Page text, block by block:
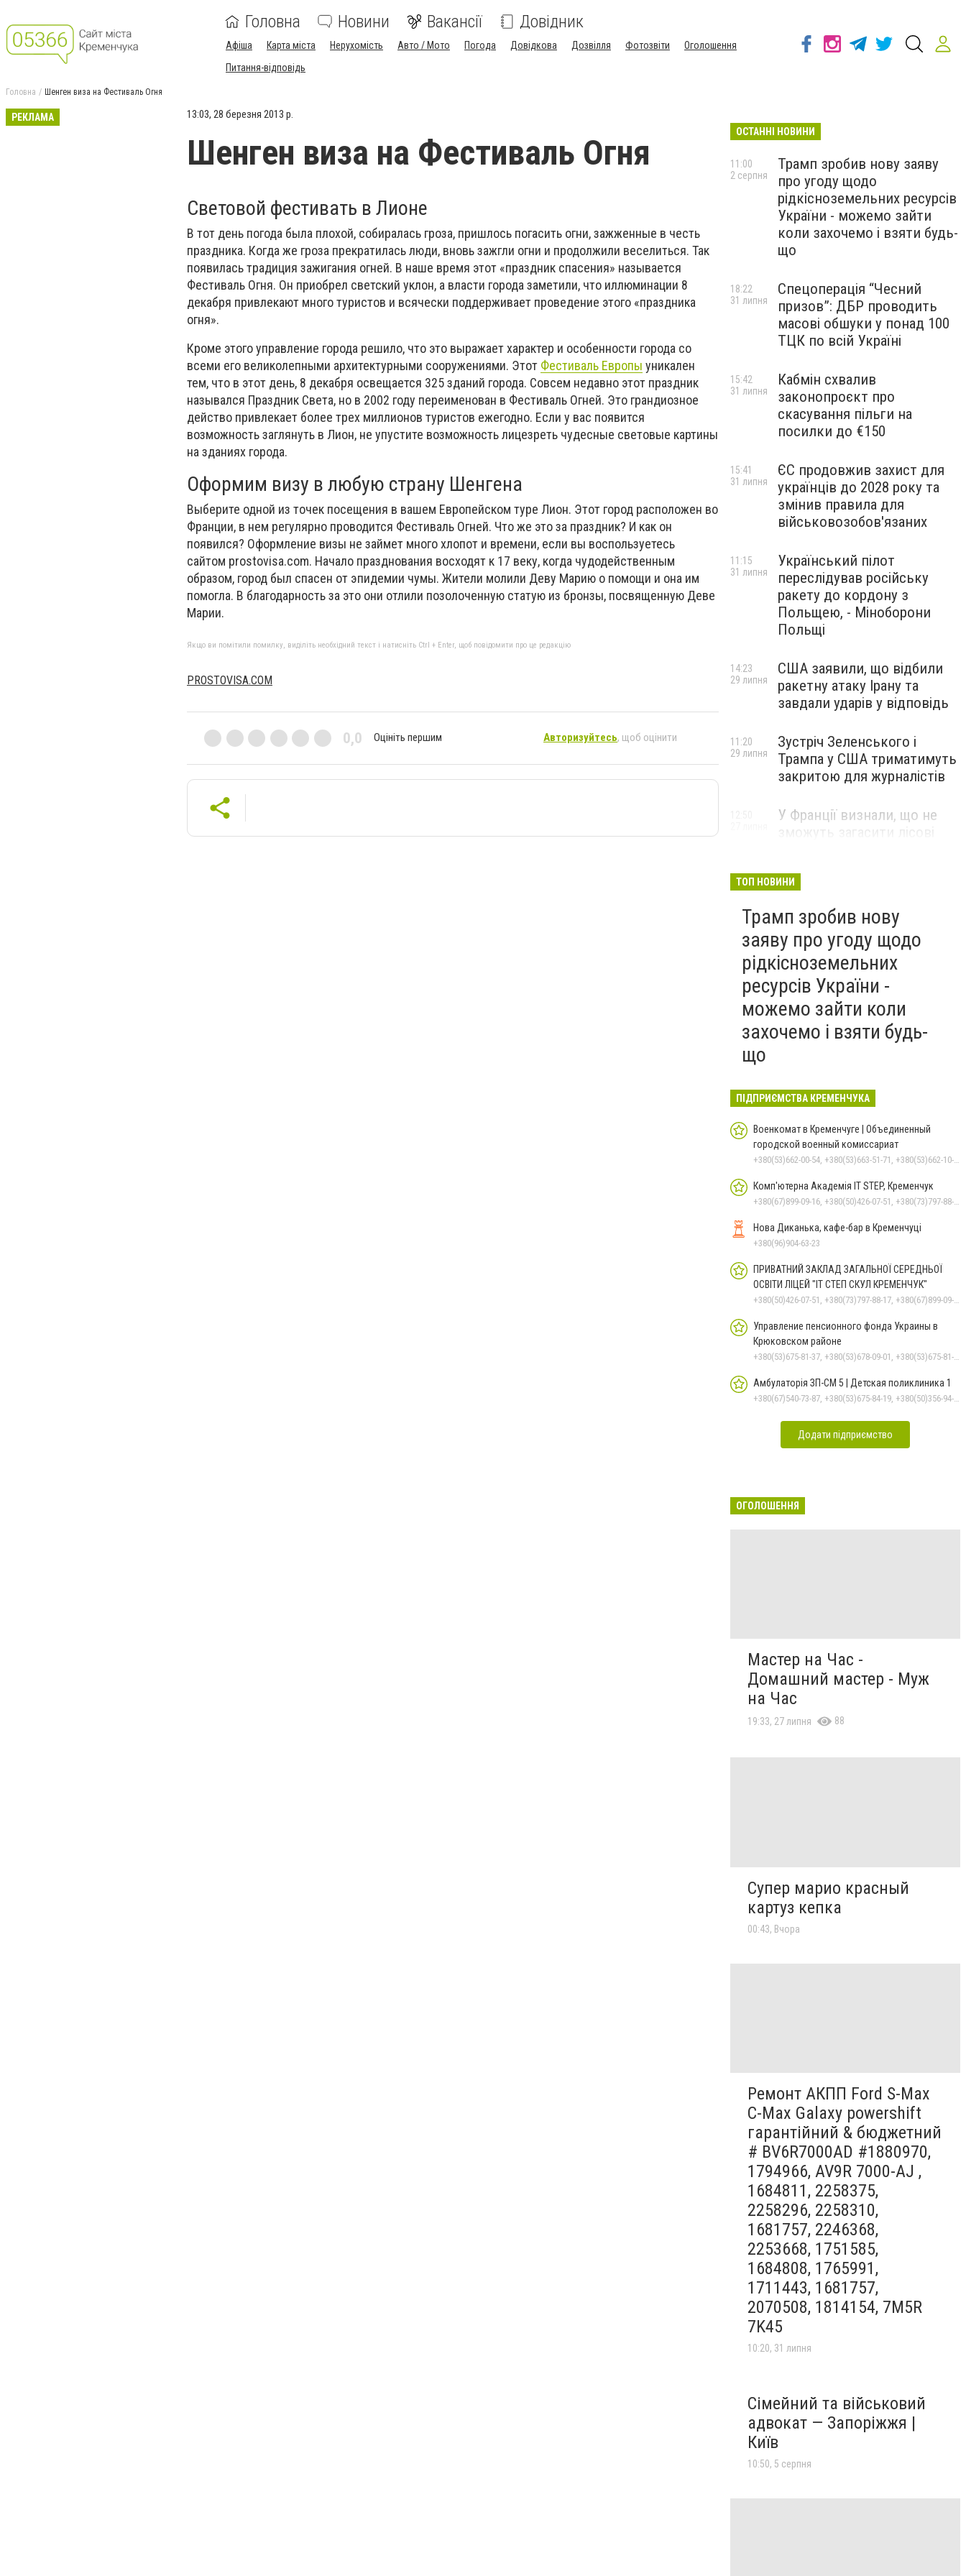
Головна Новини Вакансії Довідник
Афіша Карта міста Нерухомість Авто / Мото Погода Довідкова Дозвілля Фотозвіти
Оголошення
Питання-відповідь
Головна Шенген виза на Фестиваль Огня
РЕКЛАМА 13:03, 28 березня 2013 р.
Шенген виза на Фестиваль Огня
Световой фестивать в Лионе
В тот день погода была плохой, собиралась гроза, пришлось погасить огни, зажженные в честь
праздника. Когда же гроза прекратилась люди, вновь зажгли огни и продолжили веселиться. Так
появилась традиция зажигания огней. В наше время этот «праздник спасения» называется
Фестиваль Огня. Он приобрел светский уклон, а власти города заметили, что иллюминации 8
декабря привлекают много туристов и всячески поддерживает проведение этого «праздника
огня».
Кроме этого управление города решило, что это выражает характер и особенности города со
всеми его великолепными архитектурными сооружениями. Этот Фестиваль Европы уникален
тем, что в этот день, 8 декабря освещается 325 зданий города. Совсем недавно этот праздник
назывался Праздник Света, но в 2002 году переименован в Фестиваль Огней. Это грандиозное
действо привлекает более трех миллионов туристов ежегодно. Если у вас появится
возможность заглянуть в Лион, не упустите возможность лицезреть чудесные световые картины
на зданиях города.
Оформим визу в любую страну Шенгена
Выберите одной из точек посещения в вашем Европейском туре Лион. Этот город расположен во
Франции, в нем регулярно проводится Фестиваль Огней. Что же это за праздник? И как он
появился? Оформление визы не займет много хлопот и времени, если вы воспользуетесь
сайтом prostovisa.com. Начало празднования восходят к 17 веку, когда чудодейственным
образом, город был спасен от эпидемии чумы. Жители молили Деву Марию о помощи и она им
помогла. В благодарность за это они отлили позолоченную статую из бронзы, посвященную Деве
Марии.
Якщо ви помітили помилку, виділіть необхідний текст і натисніть Ctrl + Enter, щоб повідомити про це редакцію
PROSTOVISA.COM
0,0 Оцініть першим Авторизуйтесь, щоб оцінити
ОСТАННІ НОВИНИ
Трамп зробив нову заяву
про угоду щодо
рідкісноземельних ресурсів
України - можемо зайти
коли захочемо і взяти будь-
що
11:00
2 серпня
Спецоперація “Чесний
призов”: ДБР проводить
масові обшуки у понад 100
ТЦК по всій Україні
18:22
31 липня
Кабмін схвалив
законопроєкт про
скасування пільги на
посилки до €150
15:42
31 липня
ЄС продовжив захист для
українців до 2028 року та
змінив правила для
військовозобов'язаних
15:41
31 липня
Український пілот
переслідував російську
ракету до кордону з
Польщею, - Міноборони
Польщі
11:15
31 липня
США заявили, що відбили
ракетну атаку Ірану та
завдали ударів у відповідь
14:23
29 липня
Зустріч Зеленського і
Трампа у США триматимуть
закритою для журналістів
11:20
29 липня
У Франції визнали, що не
ТОП НОВИНИ
Трамп зробив нову
заяву про угоду щодо
рідкісноземельних
ресурсів України -
можемо зайти коли
захочемо і взяти будь-
що
ПІДПРИЄМСТВА КРЕМЕНЧУКА
Военкомат в Кременчуге | Объединенный
городской военный комиссариат
+380(53)662-00-54, +380(53)663-51-71, +380(53)662-10-35
Комп'ютерна Академія IT STEP, Кременчук
+380(67)899-09-16, +380(50)426-07-51, +380(73)797-88-17
Нова Диканька, кафе-бар в Кременчуці
+380(96)904-63-23
ПРИВАТНИЙ ЗАКЛАД ЗАГАЛЬНОЇ СЕРЕДНЬОЇ
ОСВІТИ ЛІЦЕЙ "ІТ СТЕП СКУЛ КРЕМЕНЧУК"
+380(50)426-07-51, +380(73)797-88-17, +380(67)899-09-16
Управление пенсионного фонда Украины в
Крюковском районе
+380(53)675-81-37, +380(53)678-09-01, +380(53)675-81-32, +380(53)675-81-40, +380(53)675-81-33, +380(53)675-81-38, +380(53)675-81-31, +380(53)678-08-87
Амбулаторія ЗП-СМ 5 | Детская поликлиника 1
+380(67)540-73-87, +380(53)675-84-19, +380(50)356-94-69
Додати підприємство
ОГОЛОШЕННЯ
Мастер на Час -
Домашний мастер - Муж
на Час
19:33, 27 липня 88
Супер марио красный
картуз кепка
00:43, Вчора
Ремонт АКПП Ford S-Max
C-Max Galaxy powershift
гарантійний & бюджетний
# BV6R7000AD #1880970,
1794966, AV9R 7000-AJ ,
1684811, 2258375,
2258296, 2258310,
1681757, 2246368,
2253668, 1751585,
1684808, 1765991,
1711443, 1681757,
2070508, 1814154, 7M5R
7K45
10:20, 31 липня
Сімейний та військовий
адвокат — Запоріжжя |
Київ
10:50, 5 серпня